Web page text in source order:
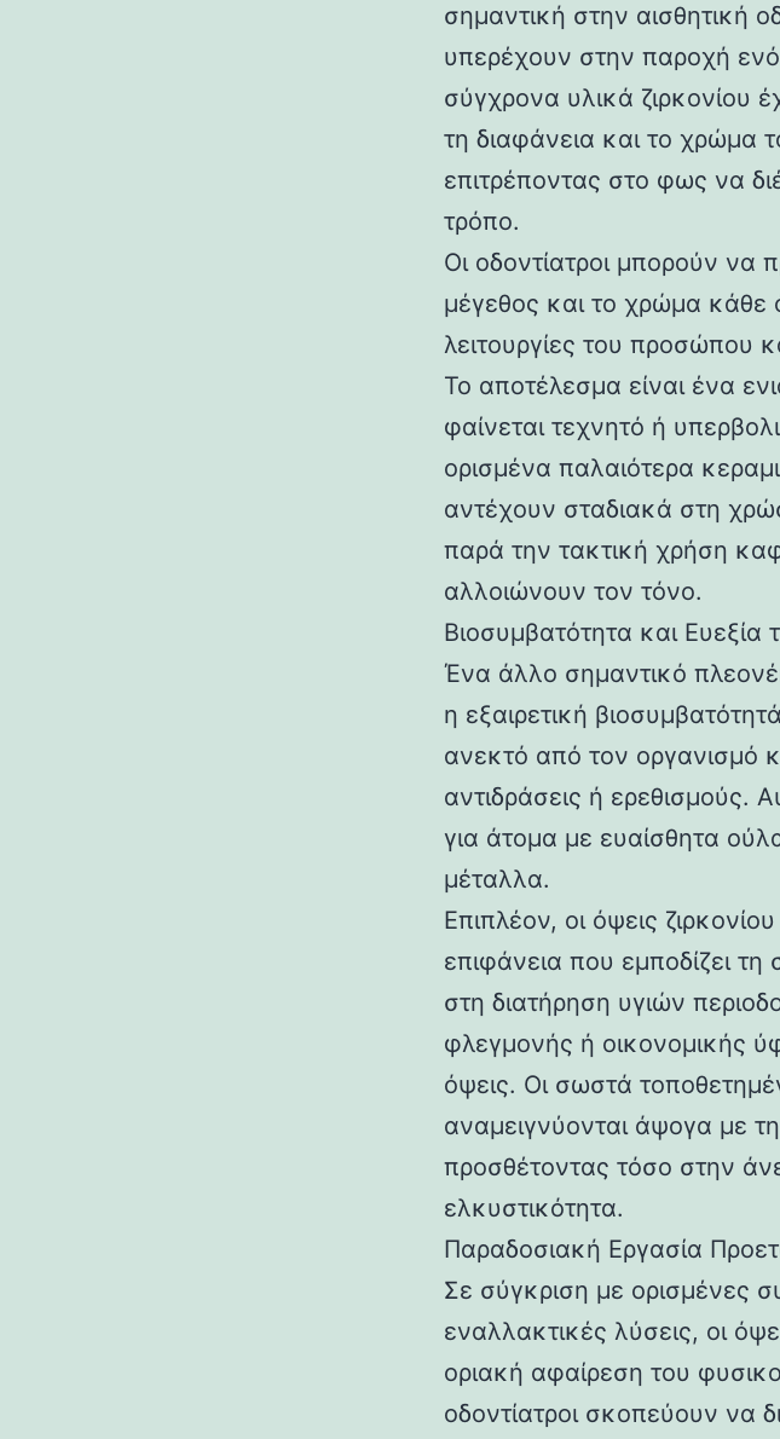
σημαντική στην αισθητική
υπερέχουν στην παροχή
σύγχρονα υλικά ζιρκονίου
τη διαφάνεια και το χρώμα
επιτρέποντας στο φως να
τρόπο.
Οι οδοντίατροι μπορούν
μέγεθος και το χρώμα κάθε
λειτουργίες του προσώπου
Το αποτέλεσμα είναι ένα
φαίνεται τεχνητό ή
ορισμένα παλαιότερα
αντέχουν σταδιακά στη
παρά την τακτική χρήση
αλλοιώνουν τον τόνο.
Βιοσυμβατότητα και
Ένα άλλο σημαντικό
η εξαιρετική
ανεκτό από τον οργανισμό
αντιδράσεις ή ερεθισμούς.
για άτομα με ευαίσθητα
μέταλλα.
Επιπλέον, οι όψεις
επιφάνεια που εμποδίζει
στη διατήρηση υγιών
φλεγμονής ή οικονομικής
όψεις. Οι σωστά
αναμειγνύονται άψογα με
προσθέτοντας τόσο στην
ελκυστικότητα.
Παραδοσιακή Εργασία
Σε σύγκριση με ορισμένες
εναλλακτικές λύσεις, οι
οριακή αφαίρεση του
οδοντίατροι σκοπεύουν να